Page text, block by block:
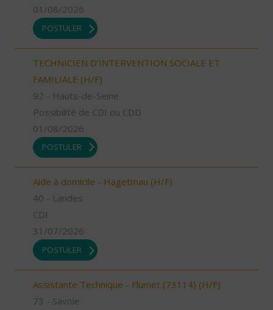
01/08/2026
POSTULER
TECHNICIEN D’INTERVENTION SOCIALE ET
FAMILIALE (H/F)
92 - Hauts-de-Seine
Possibilité de CDI ou CDD
01/08/2026
POSTULER
Aide à domicile - Hagetmau (H/F)
40 - Landes
CDI
31/07/2026
POSTULER
Assistante Technique - Flumet (73114) (H/F)
73 - Savoie